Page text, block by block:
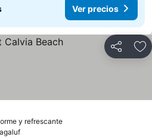
Ver precios
Compartir
y refrescanteVer precios
precios